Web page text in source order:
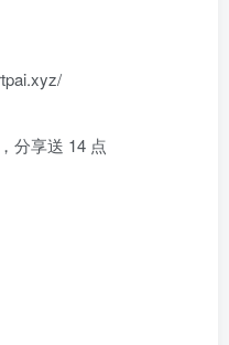
分享送 14 点